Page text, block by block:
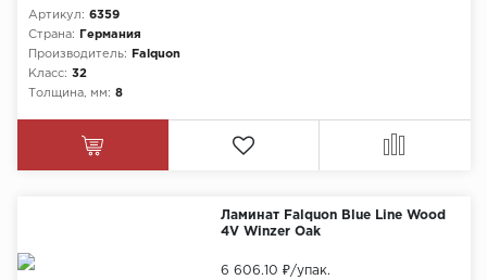
Артикул: 6359
Страна:
Германия
Производитель:
Falquon
Класс: 32
Толщина, мм: 8
Ламинат Falquon Blue Line Wood
4V Winzer Oak
6 606.10 ₽/упак.